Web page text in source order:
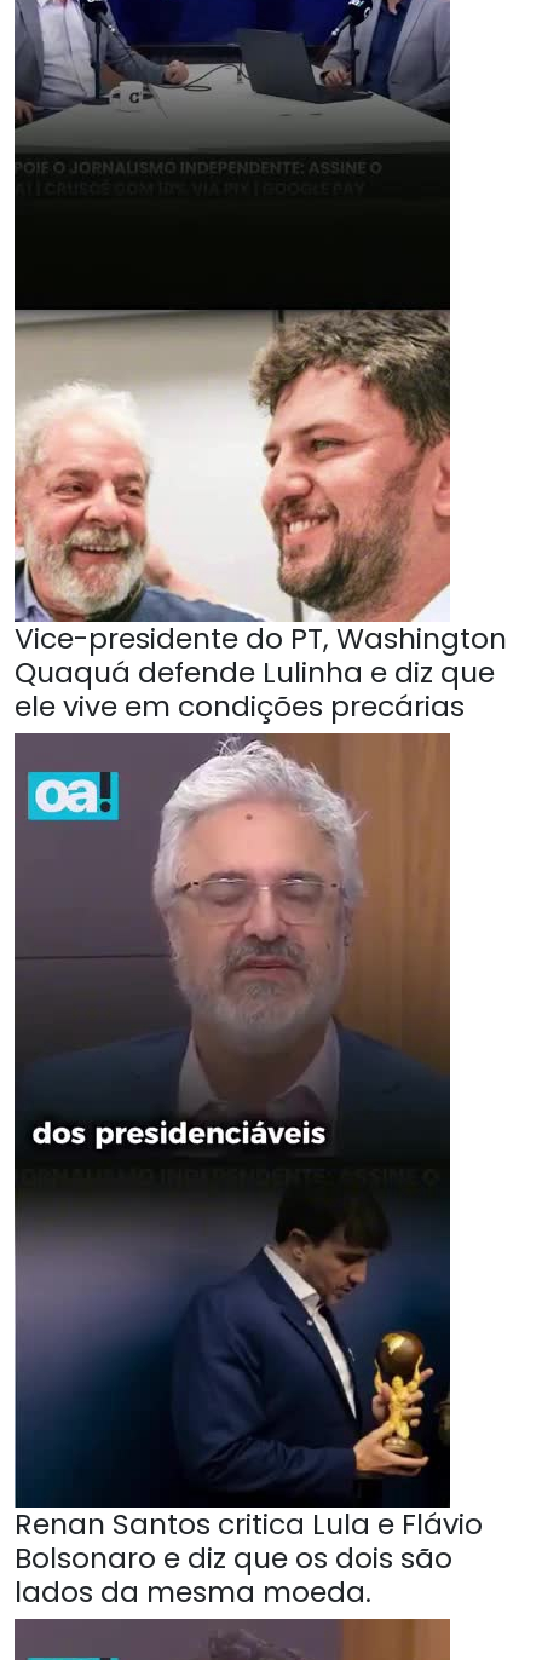
Vice-presidente do PT, Washington
Quaquá defende Lulinha e diz que
ele vive em condições precárias
Renan Santos critica Lula e Flávio
Bolsonaro e diz que os dois são
lados da mesma moeda.